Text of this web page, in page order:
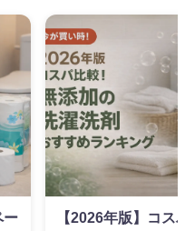
ー
【2026年版】コス